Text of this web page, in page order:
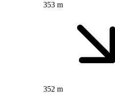
353 m
352 m